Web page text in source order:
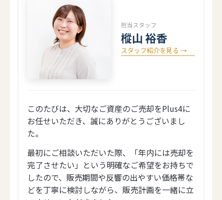
担当スタッフ
樅山 裕香
スタッフ紹介を見る →
このたびは、大切なご資産のご売却をPlus4に
お任せいただき、誠にありがとうございまし
た。
最初にご相談いただいた際、「年内には売却を
完了させたい」という明確なご希望をお持ちで
したので、販売期間や反響の出やすい価格帯な
どを丁寧に検討しながら、販売計画を一緒に立